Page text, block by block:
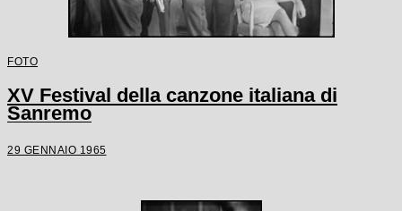
FOTO
XV Festival della canzone italiana di
Sanremo
29 GENNAIO 1965